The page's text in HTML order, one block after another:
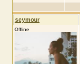
seymour
Offline